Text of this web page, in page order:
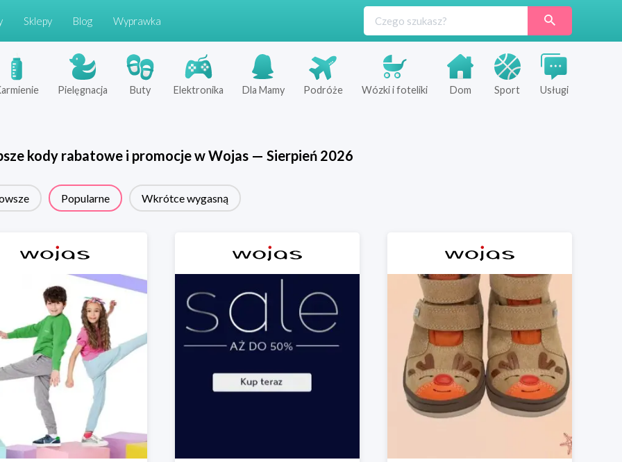
Sklepy Blog Wyprawka
Pielęgnacja Buty Elektronika Dla Mamy Podróże Wózki i foteliki Dom Sport Usługi
kody rabatowe i promocje wWojas— Sierpień 2026
Popularne Wkrótce wygasną